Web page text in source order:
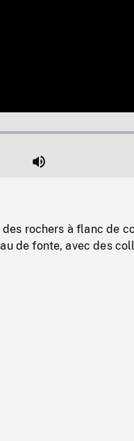
Mute
rochers à flanc de
de fonte, avec des